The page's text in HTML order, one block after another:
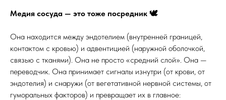
Медия сосуда — это тоже посредник 🕊
Она находится между эндотелием (внутренней границей,
контактом с кровью) и адвентицией (наружной оболочкой,
связью с тканями). Она не просто «средний слой». Она —
переводчик. Она принимает сигналы изнутри (от крови, от
эндотелия) и снаружи (от вегетативной нервной системы, от
гуморальных факторов) и превращает их в главное: